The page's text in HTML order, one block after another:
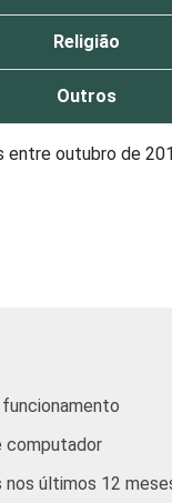
Religião
Outros
entre outubro de
computador
últimos 12